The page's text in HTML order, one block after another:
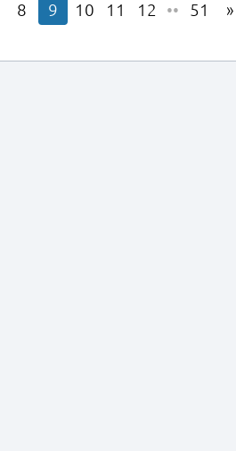
8 9 10 11 12 •• 51